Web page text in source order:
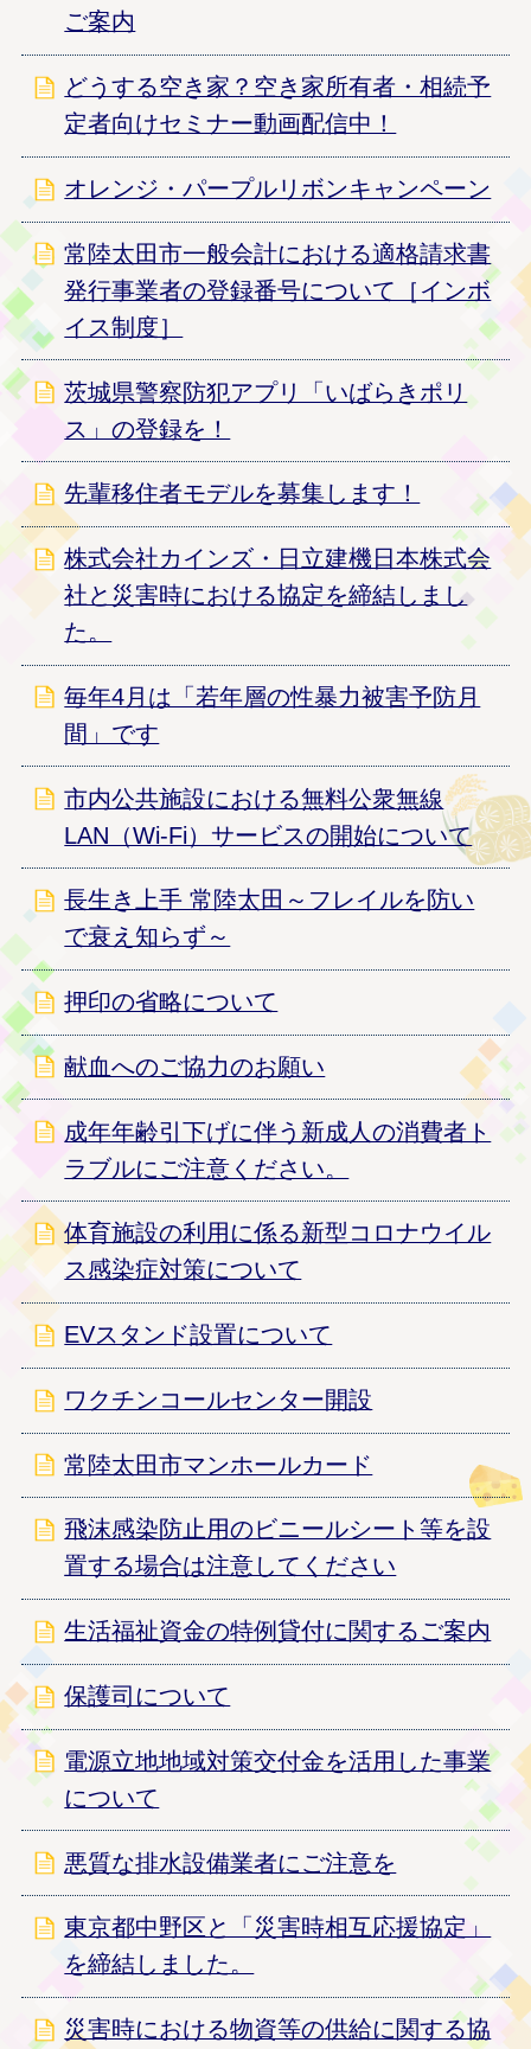
ご案内
どうする空き家？空き家所有者・相続予
定者向けセミナー動画配信中！
オレンジ・パープルリボンキャンペーン
常陸太田市一般会計における適格請求書
発行事業者の登録番号について［インボ
イス制度］
茨城県警察防犯アプリ「いばらきポリ
ス」の登録を！
先輩移住者モデルを募集します！
株式会社カインズ・日立建機日本株式会
社と災害時における協定を締結しまし
た。
毎年4月は「若年層の性暴力被害予防月
間」です
市内公共施設における無料公衆無線
LAN（Wi-Fi）サービスの開始について
長生き上手 常陸太田～フレイルを防い
で衰え知らず～
押印の省略について
献血へのご協力のお願い
成年年齢引下げに伴う新成人の消費者ト
ラブルにご注意ください。
体育施設の利用に係る新型コロナウイル
ス感染症対策について
EVスタンド設置について
ワクチンコールセンター開設
常陸太田市マンホールカード
飛沫感染防止用のビニールシート等を設
置する場合は注意してください
生活福祉資金の特例貸付に関するご案内
保護司について
電源立地地域対策交付金を活用した事業
について
悪質な排水設備業者にご注意を
東京都中野区と「災害時相互応援協定」
を締結しました。
災害時における物資等の供給に関する協